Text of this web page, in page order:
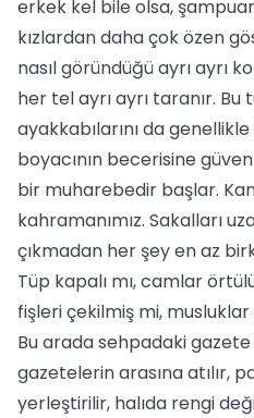
erkek kel bile olsa,
kızlardan daha çok özen
nasıl göründüğü ayrı ayrı
her tel ayrı ayrı taranır.
ayakkabılarını da
boyacının becerisine
bir muharebedir başlar.
kahramanımız. Sakalları
çıkmadan her şey en az
Tüp kapalı mı, camlar
fişleri çekilmiş mi, musluklar
Bu arada sehpadaki gazete
gazetelerin arasına atılır,
yerleştirilir, halıda rengi